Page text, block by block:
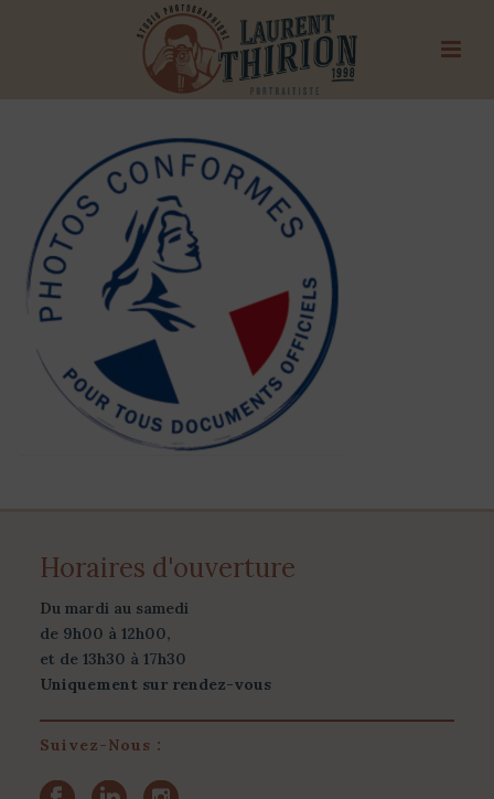
Horaires d'ouverture
Du mardi au samedi
de 9h00 à 12h00,
et de 13h30 à 17h30
Uniquement sur rendez-vous
Suivez-Nous :